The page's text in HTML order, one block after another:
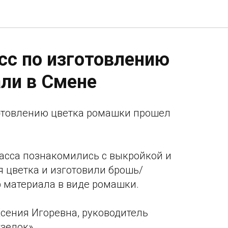
по изготовлению
в Смене
цветка ромашки прошел
познакомились с выкройкой и
цветка и изготовили брошь/
материала в виде ромашки.
Игоревна, руководитель